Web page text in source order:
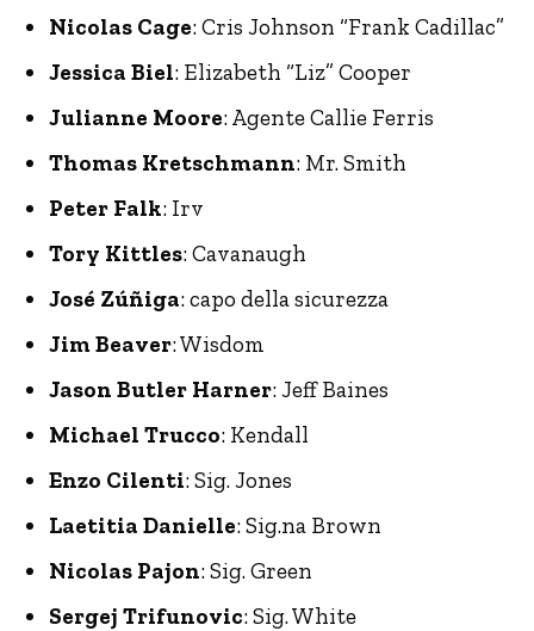
Nicolas Cage: Cris Johnson “Frank Cadillac”
Jessica Biel: Elizabeth “Liz” Cooper
Julianne Moore: Agente Callie Ferris
Thomas Kretschmann: Mr. Smith
Peter Falk: Irv
Tory Kittles: Cavanaugh
José Zúñiga: capo della sicurezza
Jim Beaver: Wisdom
Jason Butler Harner: Jeff Baines
Michael Trucco: Kendall
Enzo Cilenti: Sig. Jones
Laetitia Danielle: Sig.na Brown
Nicolas Pajon: Sig. Green
Sergej Trifunovic: Sig. White